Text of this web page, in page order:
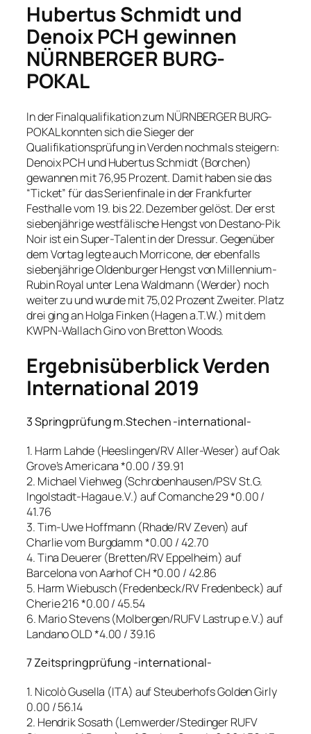
Hubertus Schmidt und
Denoix PCH gewinnen
NÜRNBERGER BURG-
POKAL
In der Finalqualifikation zum NÜRNBERGER BURG-
POKAL konnten sich die Sieger der
Qualifikationsprüfung in Verden nochmals steigern:
Denoix PCH und Hubertus Schmidt (Borchen)
gewannen mit 76,95 Prozent. Damit haben sie das
“Ticket” für das Serienfinale in der Frankfurter
Festhalle vom 19. bis 22. Dezember gelöst. Der erst
siebenjährige westfälische Hengst von Destano-Pik
Noir ist ein Super-Talent in der Dressur. Gegenüber
dem Vortag legte auch Morricone, der ebenfalls
siebenjährige Oldenburger Hengst von Millennium-
Rubin Royal unter Lena Waldmann (Werder) noch
weiter zu und wurde mit 75,02 Prozent Zweiter. Platz
drei ging an Holga Finken (Hagen a.T.W.) mit dem
KWPN-Wallach Gino von Bretton Woods.
Ergebnisüberblick Verden
International 2019
3 Springprüfung m.Stechen -international-
1. Harm Lahde (Heeslingen/RV Aller-Weser) auf Oak
Grove’s Americana *0.00 / 39.91
2. Michael Viehweg (Schrobenhausen/PSV St.G.
Ingolstadt-Hagau e.V.) auf Comanche 29 *0.00 /
41.76
3. Tim-Uwe Hoffmann (Rhade/RV Zeven) auf
Charlie vom Burgdamm *0.00 / 42.70
4. Tina Deuerer (Bretten/RV Eppelheim) auf
Barcelona von Aarhof CH *0.00 / 42.86
5. Harm Wiebusch (Fredenbeck/RV Fredenbeck) auf
Cherie 216 *0.00 / 45.54
6. Mario Stevens (Molbergen/RUFV Lastrup e.V.) auf
Landano OLD *4.00 / 39.16
7 Zeitspringprüfung -international-
1. Nicolò Gusella (ITA) auf Steuberhofs Golden Girly
0.00 / 56.14
2. Hendrik Sosath (Lemwerder/Stedinger RUFV